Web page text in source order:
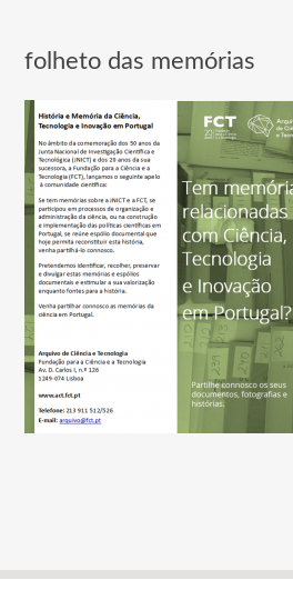
folheto das memórias